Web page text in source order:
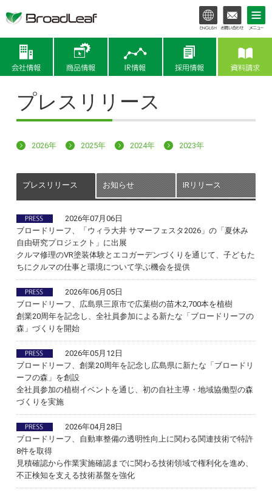
商品情報
プレスリリース
2026年 2025年 2024年 2023年
プレスリリース お知らせ IRリリース
2026年07月06日
ブロードリーフ、「ウィラ大井 サマーフェスタ2026」の「夏休み
自由研究プロジェクト」に出展
クルマ修理のVR塗装体験とエコガーデンづくりを通じて、子どもた
ちにクルマの仕事と環境について学ぶ機会を提供
2026年06月05日
ブロードリーフ、広島県三原市で広葉樹の苗木2,700本を植樹
創業20周年を記念し、全社員参加による新たな「ブロードリーフの
森」づくりを開始
2026年05月12日
ブロードリーフ、創業20周年を記念し広島県に新たな「ブロードリ
ーフの森」を創設
全社員参加の植樹イベントを通じ、初の自社主導・地域協働型の森
づくりを実施
2026年04月28日
ブロードリーフ、自動車整備の透明性向上に関わる関連技術で特許
8件を取得
見積確認から作業実施確認までに関わる技術領域で権利化を進め、
不正検知を支える技術基盤を強化